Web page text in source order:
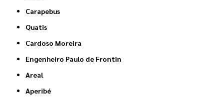
Carapebus
Quatis
Cardoso Moreira
Engenheiro Paulo de Frontin
Areal
Aperibé